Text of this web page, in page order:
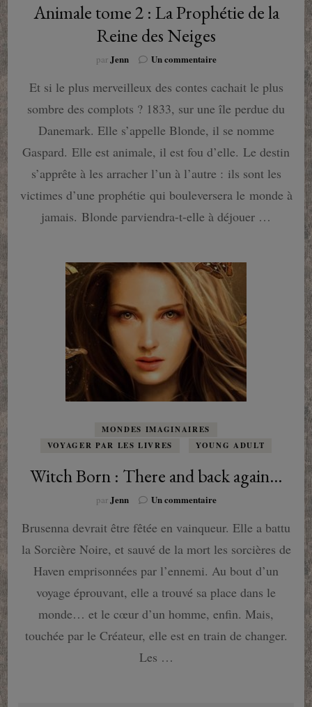
Animale tome 2 : La Prophétie de la
Reine des Neiges
parJenn Un commentairesur
tome
La
de
la
des
Neiges
Et si le plus merveilleux des contes cachait le plus
sombre des complots ? 1833, sur une île perdue du
Danemark. Elle s’appelle Blonde, il se nomme
Gaspard. Elle est animale, il est fou d’elle. Le destin
s’apprête à les arracher l’un à l’autre : ils sont les
victimes d’une prophétie qui bouleversera le monde à
jamais. Blonde parviendra-t-elle à déjouer …
MONDES IMAGINAIRES
VOYAGER PAR LES LIVRES
YOUNG ADULT
Witch Born : There and back again…
parJenn Un commentairesur
Born
There
and
again…
Brusenna devrait être fêtée en vainqueur. Elle a battu
la Sorcière Noire, et sauvé de la mort les sorcières de
Haven emprisonnées par l’ennemi. Au bout d’un
voyage éprouvant, elle a trouvé sa place dans le
monde… et le cœur d’un homme, enfin. Mais,
touchée par le Créateur, elle est en train de changer.
Les …